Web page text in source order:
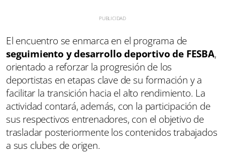
El encuentro se enmarca en el programa de
seguimiento y desarrollo deportivo de FESBA,
orientado a reforzar la progresión de los
deportistas en etapas clave de su formación y a
facilitar la transición hacia el alto rendimiento. La
actividad contará, además, con la participación de
sus respectivos entrenadores, con el objetivo de
trasladar posteriormente los contenidos trabajados
a sus clubes de origen.